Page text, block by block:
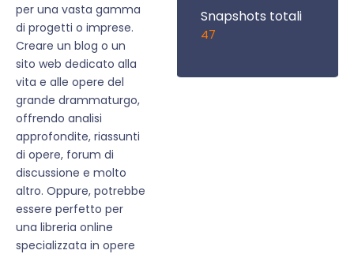
per una vasta gamma
di progetti o imprese.
Creare un blog o un
sito web dedicato alla
vita e alle opere del
grande drammaturgo,
offrendo analisi
approfondite, riassunti
di opere, forum di
discussione e molto
altro. Oppure, potrebbe
essere perfetto per
una libreria online
specializzata in opere
Snapshots totali
47